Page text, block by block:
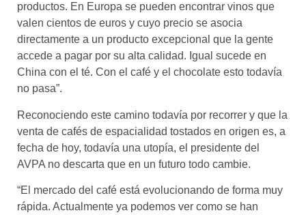
productos. En Europa se pueden encontrar vinos que
valen cientos de euros y cuyo precio se asocia
directamente a un producto excepcional que la gente
accede a pagar por su alta calidad. Igual sucede en
China con el té. Con el café y el chocolate esto todavía
no pasa”.
Reconociendo este camino todavía por recorrer y que la
venta de cafés de espacialidad tostados en origen es, a
fecha de hoy, todavía una utopía, el presidente del
AVPA no descarta que en un futuro todo cambie.
“El mercado del café está evolucionando de forma muy
rápida. Actualmente ya podemos ver como se han